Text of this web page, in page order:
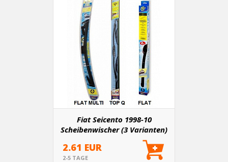
Fiat Seicento 1998-10
Scheibenwischer (3 Varianten)
2.61 EUR
2-5 TAGE